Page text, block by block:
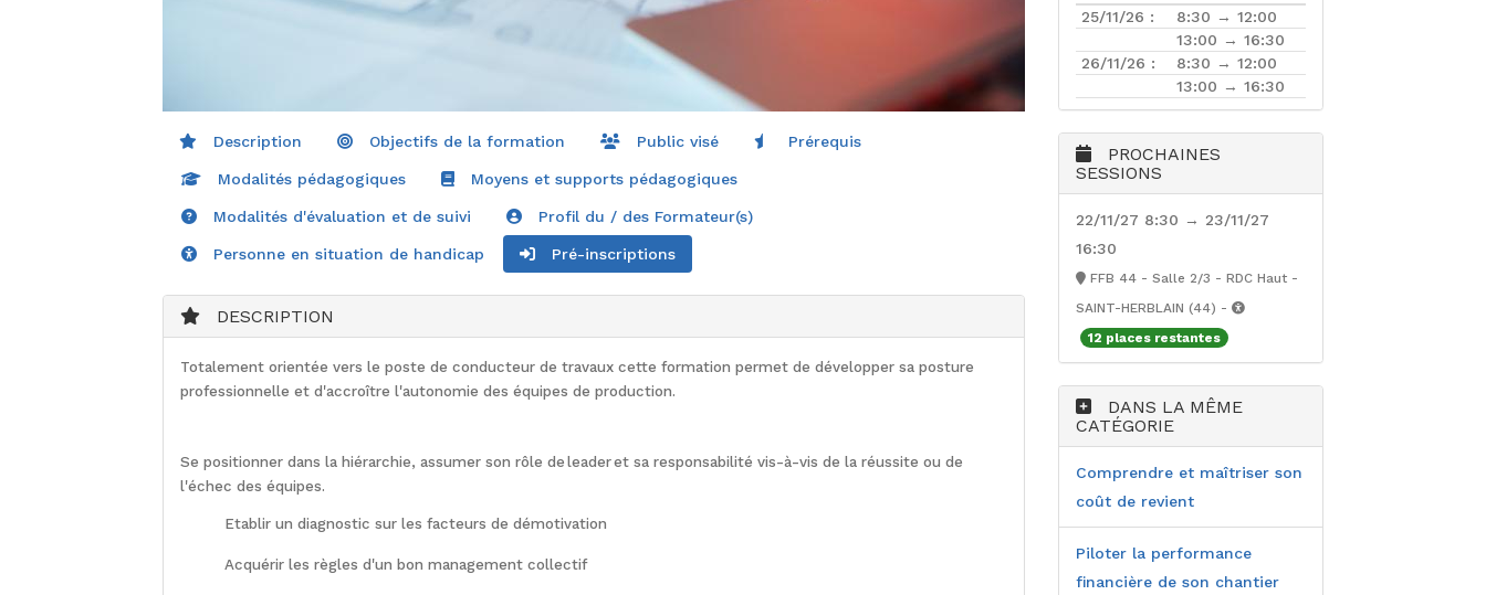
Description Objectifs de la formation Public visé Prérequis
Modalités pédagogiques Moyens et supports pédagogiques
Modalités d'évaluation et de suivi Profil du / des Formateur(s)
Personne en situation de handicap Pré-inscriptions
DESCRIPTION
Totalement orientée vers le poste de conducteur de travaux cette formation permet de développer sa posture
professionnelle et d'accroître l'autonomie des équipes de production.
Se positionner dans la hiérarchie, assumer son rôle de leaderet sa responsabilité vis-à-vis de la réussite ou de
l'échec des équipes.
Etablir un diagnostic sur les facteurs de démotivation
Acquérir les règles d'un bon management collectif
25/11/26 :
8:30 → 12:00
13:00 → 16:30
26/11/26 :
8:30 → 12:00
13:00 → 16:30
PROCHAINES
SESSIONS
22/11/27 8:30 → 23/11/27
16:30
FFB 44 - Salle 2/3 - RDC Haut -
SAINT-HERBLAIN (44) -
12 places restantes
DANS LA MÊME
CATÉGORIE
Comprendre et maîtriser son
coût de revient
Piloter la performance
financière de son chantier